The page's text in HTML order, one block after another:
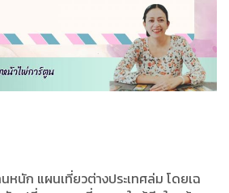
หนัก แผนเที่ยวต่างประเทศล่ม โดยเฉ